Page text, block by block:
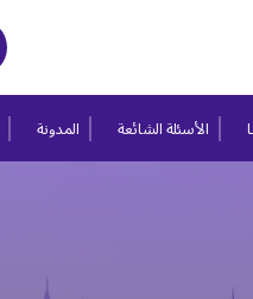
الأسئلة الشائعة المدونة